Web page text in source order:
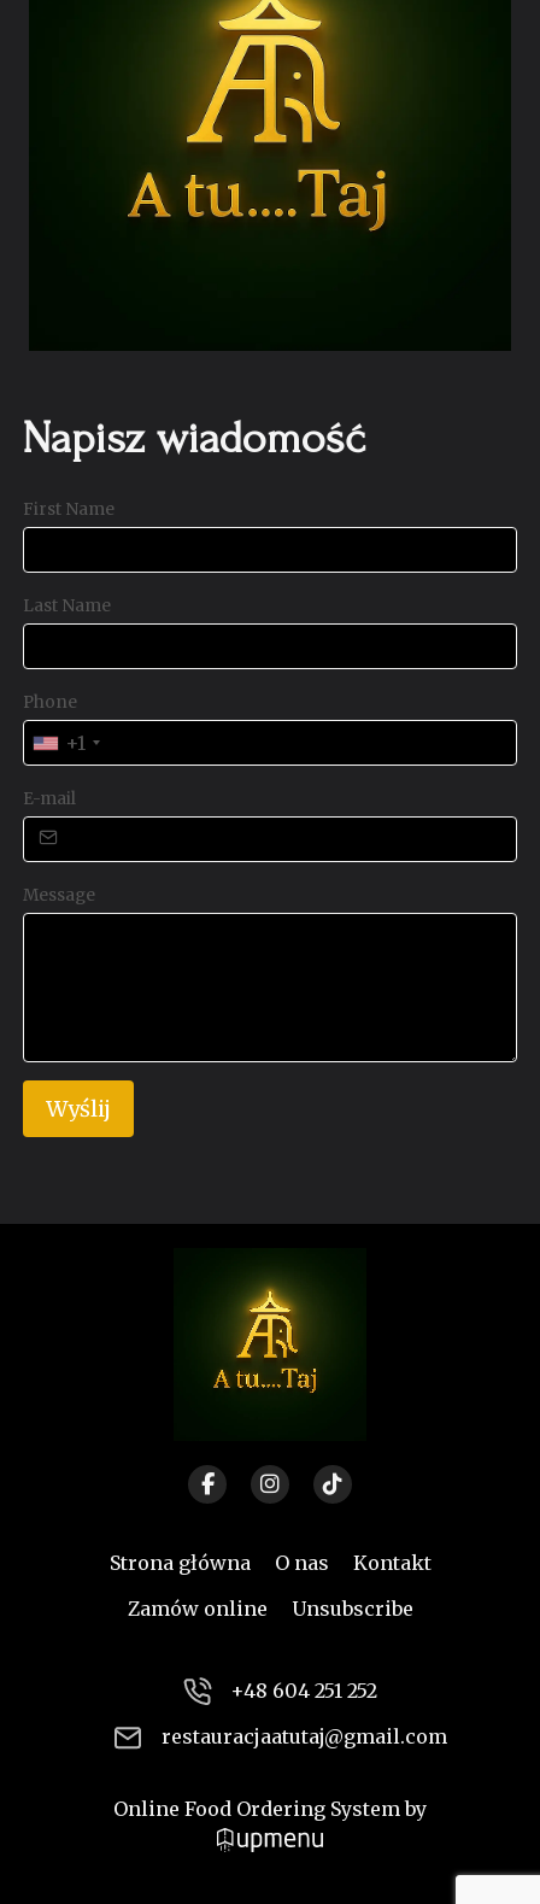
Napisz wiadomość
First Name
Last Name
Phone
+1
E-mail
Message
Wyślij
Strona główna O nas
Kontakt
Zamów online
Unsubscribe
+48 604 251 252
restauracjaatutaj@gmail.com
Online Food Ordering System by